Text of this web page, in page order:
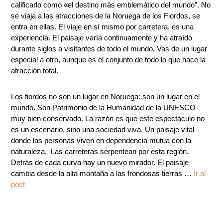
calificarlo como «el destino más emblemático del mundo”. No
se viaja a las atracciones de la Noruega de los Fiordos, se
entra en ellas. El viaje en sí mismo ­por carretera, es una
experiencia. El paisaje varía continuamente y ha atraído
durante siglos a visitantes de todo el mundo. Vas de un lugar
especial a otro, aunque es el conjunto de todo lo que hace la
atracción total.
Los fiordos no son un lugar en Noruega: son un lugar en el
mundo. Son Patrimonio de la Humanidad de la UNESCO
muy bien conservado. La razón es que este espectáculo no
es un escenario, sino una sociedad viva. Un paisaje vital
donde las personas viven en dependencia mutua con la
naturaleza. Las carreteras serpentean por esta región.
Detrás de cada curva hay un nuevo mirador. El paisaje
cambia desde la alta montaña a las frondosas tierras … Ir al
post